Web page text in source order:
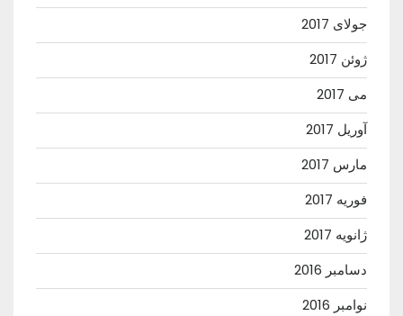
جولای 2017
ژوئن 2017
می 2017
آوریل 2017
مارس 2017
فوریه 2017
ژانویه 2017
دسامبر 2016
نوامبر 2016